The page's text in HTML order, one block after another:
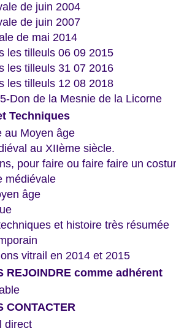
de juin 2004
de juin 2007
de mai 2014
les tilleuls 06 09 2015
les tilleuls 31 07 2016
les tilleuls 12 08 2018
Don de la Mesnie de la Licorne
Techniques
au Moyen âge
au XIIème siècle.
pour faire ou faire faire un
médiévale
âge
et histoire très résumée
vitrail en 2014 et 2015
REJOINDRE comme adhérent
CONTACTER
direct